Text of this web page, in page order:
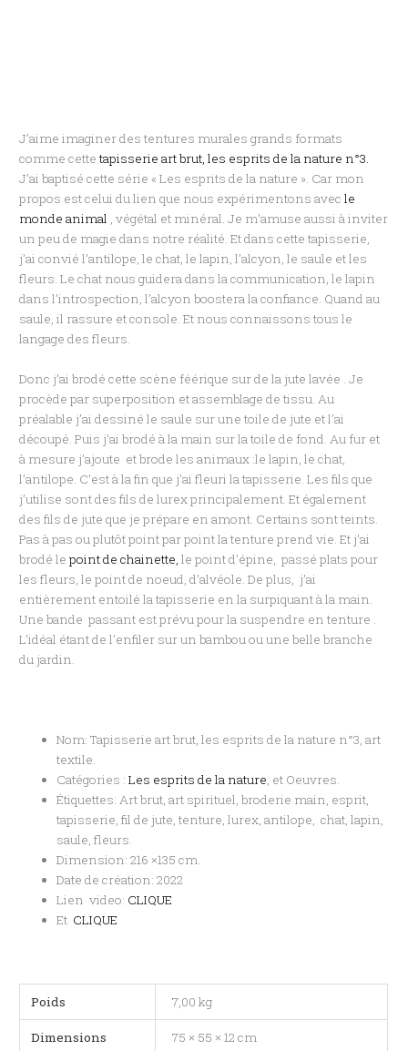
J’aime imaginer des tentures murales grands formats
comme cettetapisserie art brut, les esprits de la nature n°3.
J’ai baptisé cette série « Les esprits de la nature ». Car mon
propos est celui du lien que nous expérimentons avecle
monde animal , végétal et minéral. Je m’amuse aussi à inviter
un peu de magie dans notre réalité. Et dans cette tapisserie,
j’ai convié l’antilope, le chat, le lapin, l’alcyon, le saule et les
fleurs. Le chat nous guidera dans la communication, le lapin
dans l’introspection, l’alcyon boostera la confiance. Quand au
saule, il rassure et console. Et nous connaissons tous le
langage des fleurs.
Donc j’ai brodé cette scène féérique sur de la jute lavée . Je
procède par superposition et assemblage de tissu. Au
préalable j’ai dessiné le saule sur une toile de jute et l’ai
découpé. Puis j’ai brodé à la main sur la toile de fond. Au fur et
à mesure j’ajoute et brode les animaux :le lapin, le chat,
l’antilope. C’est à la fin que j’ai fleuri la tapisserie. Les fils que
j’utilise sont des fils de lurex principalement. Et également
des fils de jute que je prépare en amont. Certains sont teints.
Pas à pas ou plutôt point par point la tenture prend vie. Et j’ai
brodé le point de chainette, le point d’épine, passé plats pour
les fleurs, le point de noeud, d’alvéole. De plus, j’ai
entièrement entoilé la tapisserie en la surpiquant à la main.
Une bande passant est prévu pour la suspendre en tenture .
L’idéal étant de l’enfiler sur un bambou ou une belle branche
du jardin.
Nom: Tapisserie art brut, les esprits de la nature n°3, art
textile.
Catégories :Les esprits de la nature, et Oeuvres.
Étiquettes: Art brut, art spirituel, broderie main, esprit,
tapisserie, fil de jute, tenture, lurex, antilope, chat, lapin,
saule, fleurs.
Dimension: 216 ×135 cm.
Date de création: 2022
Lien video: CLIQUE
Et CLIQUE
Poids 7,00 kg
Dimensions 75 × 55 × 12 cm